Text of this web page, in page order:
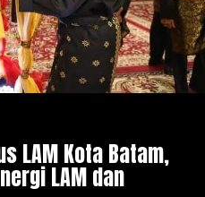
LAM Kota Batam,
LAM dan